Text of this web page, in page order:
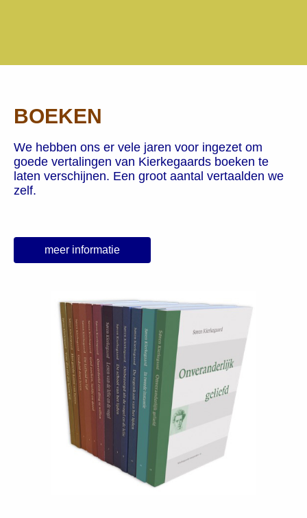
BOEKEN
We hebben ons er vele jaren voor ingezet om
goede vertalingen van Kierkegaards boeken te
laten verschijnen. Een groot aantal vertaalden we
zelf.
meer informatie